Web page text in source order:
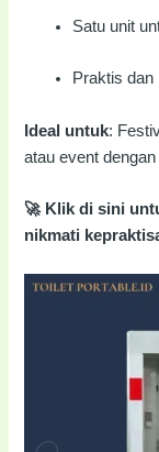
Satu unit
Praktis dan
Ideal untuk:
atau event
🚀 Klik di sini
nikmati